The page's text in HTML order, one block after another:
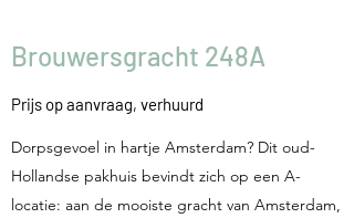
Brouwersgracht 248A
Prijs op aanvraag, verhuurd
Dorpsgevoel in hartje Amsterdam? Dit oud-
Hollandse pakhuis bevindt zich op een A-
locatie: aan de mooiste gracht van Amsterdam,